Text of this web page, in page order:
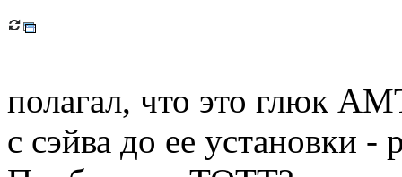
полагал, что это глюк
с сэйва до ее установки -